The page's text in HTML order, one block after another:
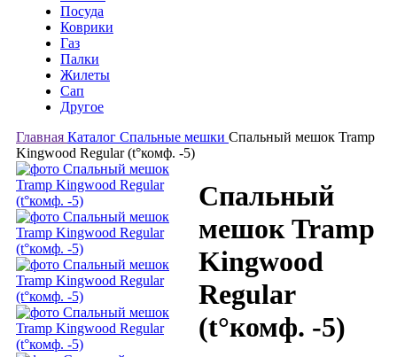
Посуда
Коврики
Газ
Палки
Жилеты
Сап
Другое
Главная Каталог Спальные мешки Спальный мешок Tramp
Kingwood Regular (t°комф. -5)
Спальный
мешок Tramp
Kingwood
Regular
(t°комф. -5)